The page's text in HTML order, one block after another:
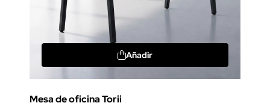
Añadir
Mesa de oficina Torii